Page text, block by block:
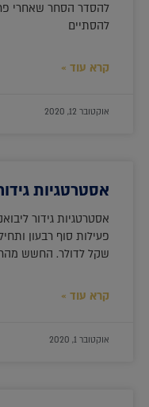
להסדר הסחר שאחרי
להסתיים
קרא עוד »
אוקטובר 12, 2020
אסטרטגיות
אסטרטגיות גידור
שקל לדולר. החשש
קרא עוד »
אוקטובר 1, 2020